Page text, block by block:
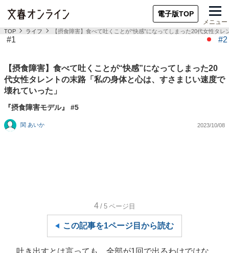
電子版TOP
メニュー
TOP ライフ 【摂食障害】食べて吐くことが“快感”になってしまった20代女性タ
#1 #2
【摂食障害】食べて吐くことが“快感”になってしまった20
代女性タレントの末路「私の身体と心は、すさまじい速度で
壊れていった」
『摂食障害モデル』 #5
関 あいか 2023/10/08
4 /5 ページ目
この記事を1ページ目から読む
吐き出すとは言っても、全部が1回で出るわけではな